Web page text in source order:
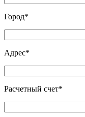
Город*
Адрес*
Расчетный счет*